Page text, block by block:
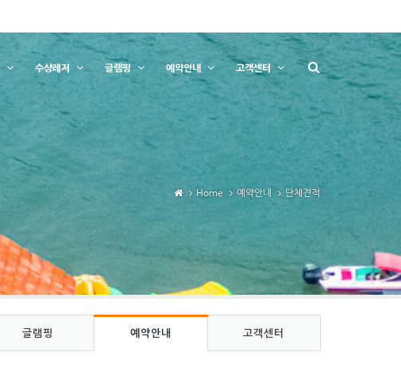
수상레저 글램핑 예약안내 고객센터
Home 예약안내 단체견적
글램핑 예약안내 고객센터